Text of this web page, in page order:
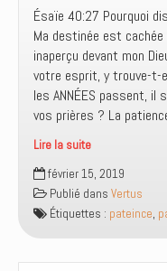
Ésaïe 40:27 Pourquoi
Ma destinée est
inaperçu devant mon
votre esprit, y trouve-t-
les ANNÉES passent, il
vos prières ? La
Lire la suite
L’exercice
de
la
patience,
à
février 15, 2019
Publié dans Vertus
Étiquettes : pateince,